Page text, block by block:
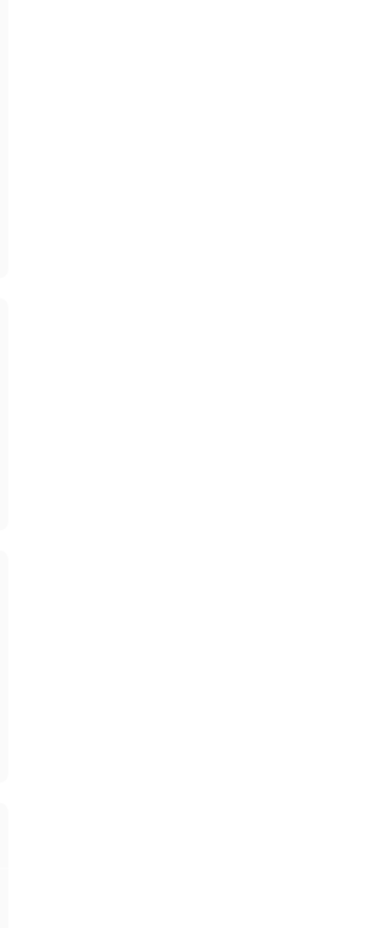
von Zielgruppen durch Statistiken oder Kombinationen von
und Verbesserung der Angebote